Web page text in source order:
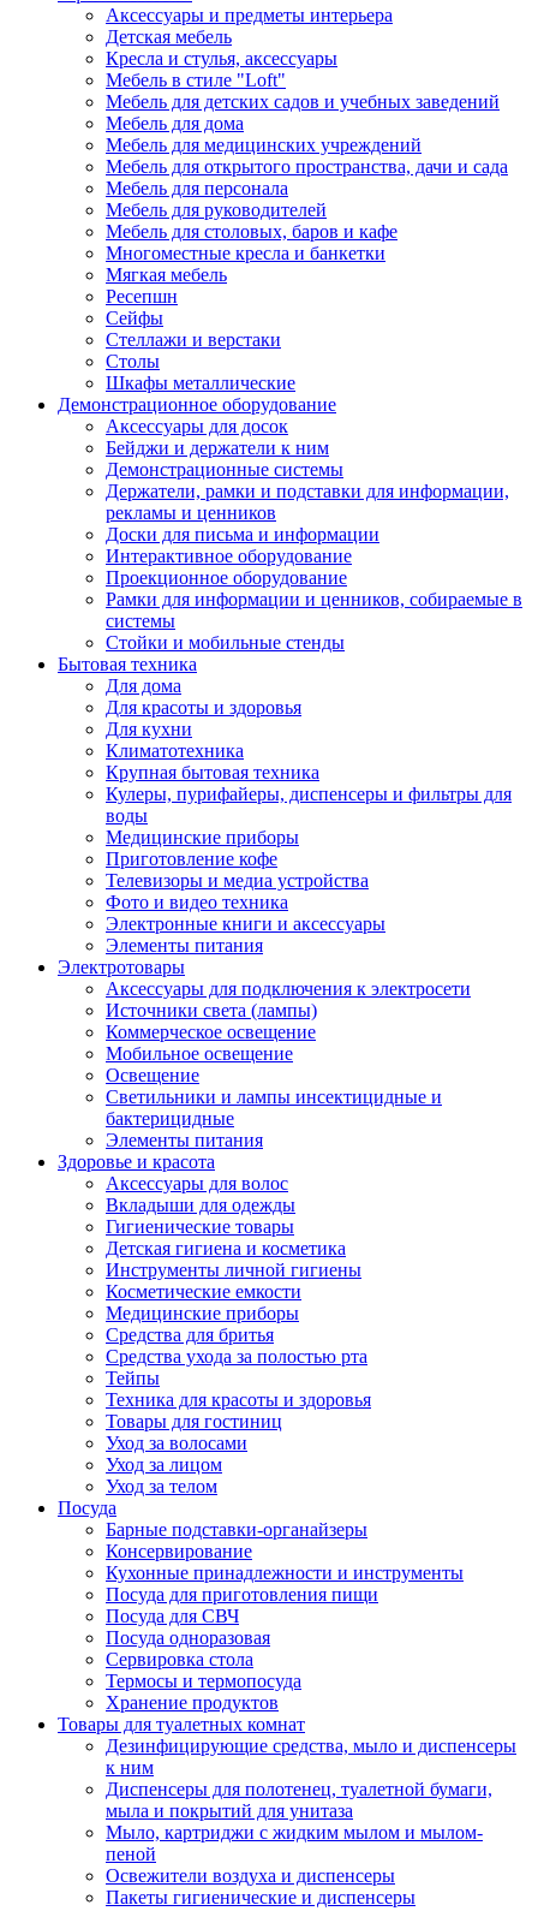
Аксессуары и предметы интерьера
Детская мебель
Кресла и стулья, аксессуары
Мебель в стиле "Loft"
Мебель для детских садов и учебных заведений
Мебель для дома
Мебель для медицинских учреждений
Мебель для открытого пространства, дачи и сада
Мебель для персонала
Мебель для руководителей
Мебель для столовых, баров и кафе
Многоместные кресла и банкетки
Мягкая мебель
Ресепшн
Сейфы
Стеллажи и верстаки
Столы
Шкафы металлические
Демонстрационное оборудование
Аксессуары для досок
Бейджи и держатели к ним
Демонстрационные системы
Держатели, рамки и подставки для информации,
рекламы и ценников
Доски для письма и информации
Интерактивное оборудование
Проекционное оборудование
Рамки для информации и ценников, собираемые в
системы
Стойки и мобильные стенды
Бытовая техника
Для дома
Для красоты и здоровья
Для кухни
Климатотехника
Крупная бытовая техника
Кулеры, пурифайеры, диспенсеры и фильтры для
воды
Медицинские приборы
Приготовление кофе
Телевизоры и медиа устройства
Фото и видео техника
Электронные книги и аксессуары
Элементы питания
Электротовары
Аксессуары для подключения к электросети
Источники света (лампы)
Коммерческое освещение
Мобильное освещение
Освещение
Светильники и лампы инсектицидные и
бактерицидные
Элементы питания
Здоровье и красота
Аксессуары для волос
Вкладыши для одежды
Гигиенические товары
Детская гигиена и косметика
Инструменты личной гигиены
Косметические емкости
Медицинские приборы
Средства для бритья
Средства ухода за полостью рта
Тейпы
Техника для красоты и здоровья
Товары для гостиниц
Уход за волосами
Уход за лицом
Уход за телом
Посуда
Барные подставки-органайзеры
Консервирование
Кухонные принадлежности и инструменты
Посуда для приготовления пищи
Посуда для СВЧ
Посуда одноразовая
Сервировка стола
Термосы и термопосуда
Хранение продуктов
Товары для туалетных комнат
Дезинфицирующие средства, мыло и диспенсеры
к ним
Диспенсеры для полотенец, туалетной бумаги,
мыла и покрытий для унитаза
Мыло, картриджи с жидким мылом и мылом-
пеной
Освежители воздуха и диспенсеры
Пакеты гигиенические и диспенсеры